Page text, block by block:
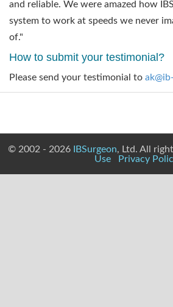
and reliable. We were amazed how
system to work at speeds we never
of."
How to submit your testimonial?
Please send your testimonial to
© 2002 - 2026 IBSurgeon, Ltd. All
Use
Privacy